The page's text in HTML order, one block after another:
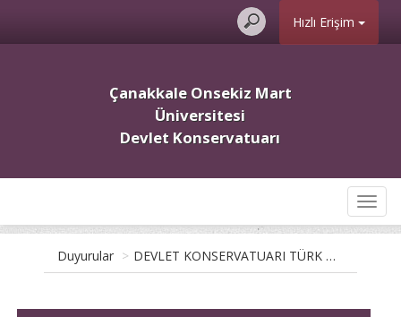
Hızlı Erişim
Çanakkale Onsekiz Mart
Üniversitesi
Devlet Konservatuarı
Duyurular > DEVLET KONSERVATUARI TÜRK HALK MÜZİĞİ TOPLULUĞU SEÇMELERİ KAZANANLAR LİSTESİ